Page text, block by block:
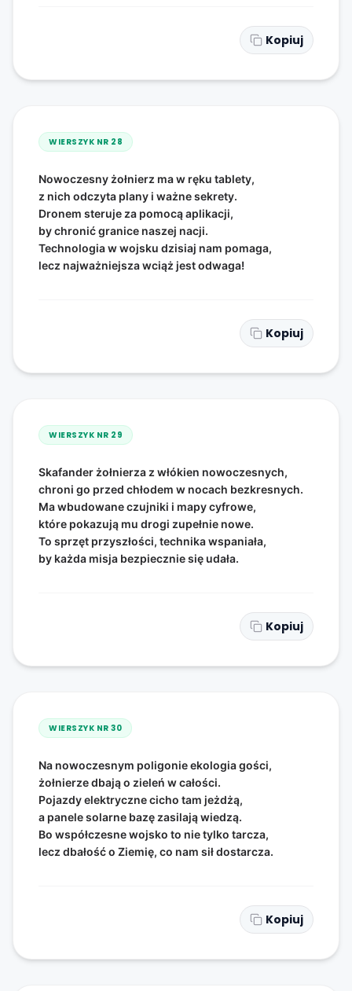
Kopiuj
WIERSZYK NR 28
Nowoczesny żołnierz ma w ręku tablety,
z nich odczyta plany i ważne sekrety.
Dronem steruje za pomocą aplikacji,
by chronić granice naszej nacji.
Technologia w wojsku dzisiaj nam pomaga,
lecz najważniejsza wciąż jest odwaga!
Kopiuj
WIERSZYK NR 29
Skafander żołnierza z włókien nowoczesnych,
chroni go przed chłodem w nocach bezkresnych.
Ma wbudowane czujniki i mapy cyfrowe,
które pokazują mu drogi zupełnie nowe.
To sprzęt przyszłości, technika wspaniała,
by każda misja bezpiecznie się udała.
Kopiuj
WIERSZYK NR 30
Na nowoczesnym poligonie ekologia gości,
żołnierze dbają o zieleń w całości.
Pojazdy elektryczne cicho tam jeżdżą,
a panele solarne bazę zasilają wiedzą.
Bo współczesne wojsko to nie tylko tarcza,
lecz dbałość o Ziemię, co nam sił dostarcza.
Kopiuj